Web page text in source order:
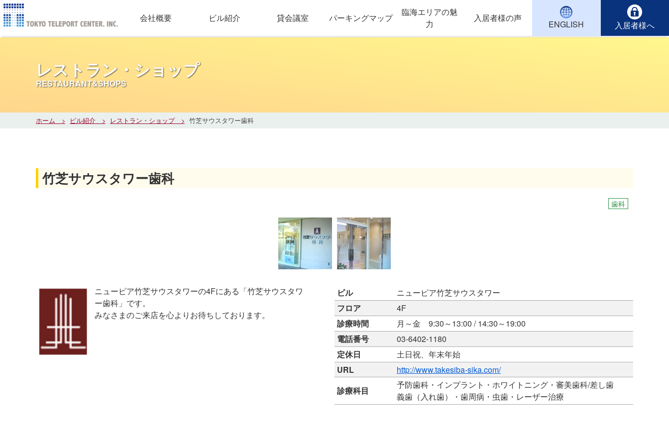
会社概要 ビル紹介 貸会議室 パーキングマップ
臨海エリアの魅
力
入居者様の声
ENGLISH 入居者様へ
レストラン・ショップ
RESTAURANT&SHOPS
ホーム ビル紹介 レストラン・ショップ 竹芝サウスタワー歯科
竹芝サウスタワー歯科
歯科
ニューピア竹芝サウスタワーの4Fにある「竹芝サウスタワ
ー歯科」です。
みなさまのご来店を心よりお待ちしております。
ビル
ニューピア竹芝サウスタワー
フロア
4F
診療時間
月～金 9:30～13:00 / 14:30～19:00
電話番号
03-6402-1180
定休日
土日祝、年末年始
URL
http://www.takesiba-sika.com/
診療科目
予防歯科・インプラント・ホワイトニング・審美歯科/差し歯
義歯（入れ歯）・歯周病・虫歯・レーザー治療